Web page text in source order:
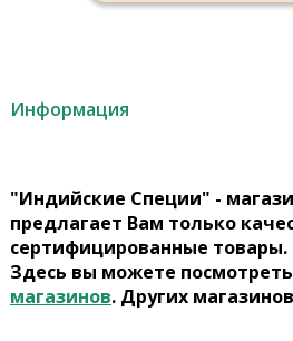
Информация
"Индийские Специи" -
предлагает Вам только
сертифицированные товары.
Здесь вы можете посмотреть
магазинов. Других